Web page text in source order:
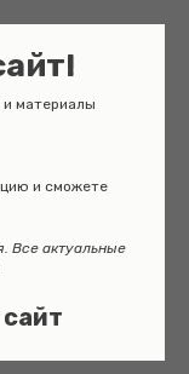
и материалы
и сможете
Все актуальные